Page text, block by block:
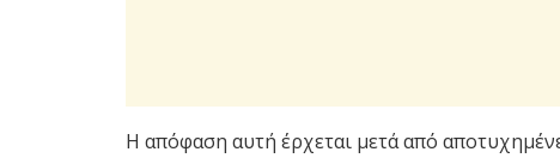
Η απόφαση αυτή έρχεται μετά από